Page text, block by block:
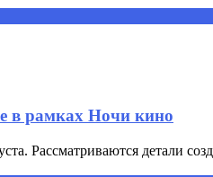
в рамках Ночи кино
Рассматриваются детали